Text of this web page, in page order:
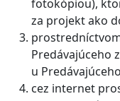
fotokópiou),
za projekt ako
Predávajúceho
u
cez internet